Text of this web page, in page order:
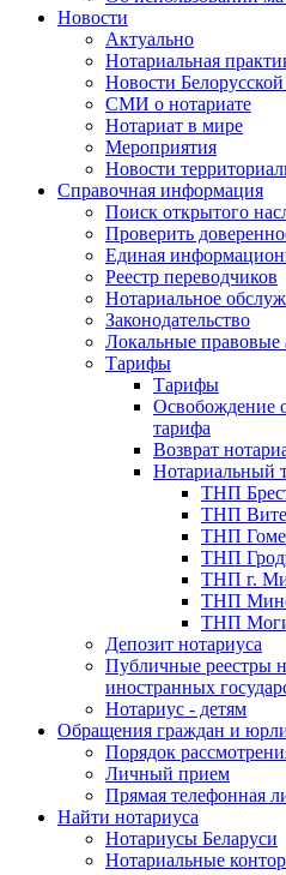
Новости
Актуально
Нотариальная
Новости
СМИ о нотариате
Нотариат в мире
Мероприятия
Новости
Справочная информация
Поиск открытого
Проверить
Единая
Реестр переводчиков
Нотариальное
Законодательство
Локальные
Тарифы
Тарифы
Освобождение
тарифа
Возврат
Нотариальный
ТНП
ТНП
ТНП
ТНП
ТНП г.
ТНП
ТНП
Депозит нотариуса
Публичные реестры
иностранных
Нотариус - детям
Обращения граждан и
Порядок
Личный прием
Прямая телефонная
Найти нотариуса
Нотариусы Беларуси
Нотариальные